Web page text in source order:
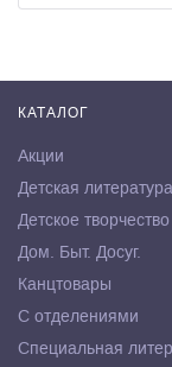
КАТАЛОГ
Акции
Детская литература
Детское творчество
Дом. Быт. Досуг.
Канцтовары
С отделениями
Специальная